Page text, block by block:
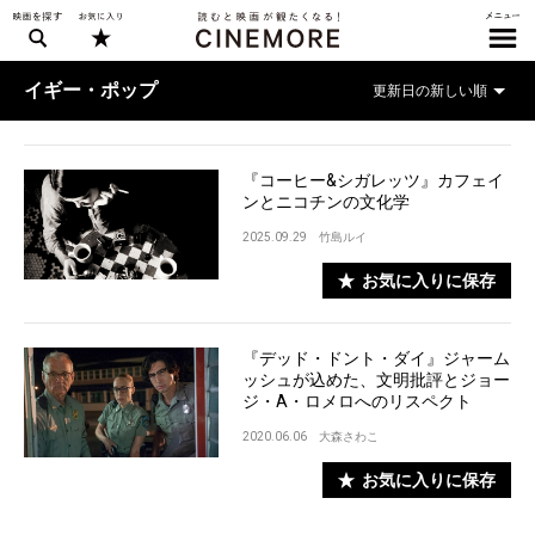
イギー・ポップ
『コーヒー&シガレッツ』カフェイ
ンとニコチンの文化学
2025.09.29 竹島ルイ
お気に入りに保存
『デッド・ドント・ダイ』ジャーム
ッシュが込めた、文明批評とジョー
ジ・A・ロメロへのリスペクト
2020.06.06 大森さわこ
お気に入りに保存